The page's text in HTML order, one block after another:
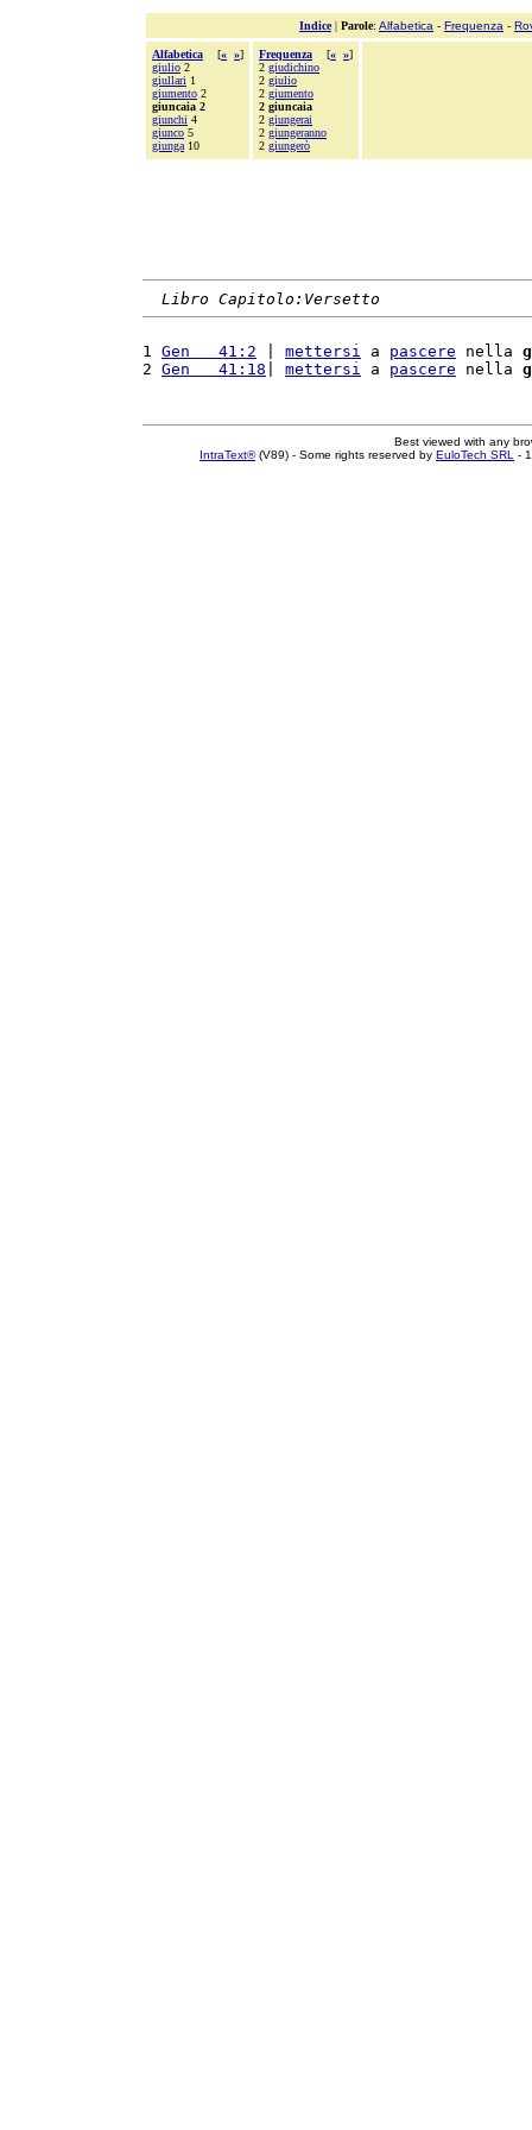
Indice| Parole: Alfabetica - Frequenza -
Alfabetica [« »]
giulio 2
giullari 1
giumento 2
giuncaia 2
giunchi 4
giunco 5
giunga 10
Frequenza [« »]
2 giudichino
2 giulio
2 giumento
2 giuncaia
2 giungerai
2 giungeranno
2 giungerò
Libro Capitolo:Versetto
1 Gen   41:2 mettersi a pascere nella
2 Gen   41:18 mettersi a pascere nella
Best viewed with any
IntraText®(V89) - Some rights reserved by EuloTech SRL -